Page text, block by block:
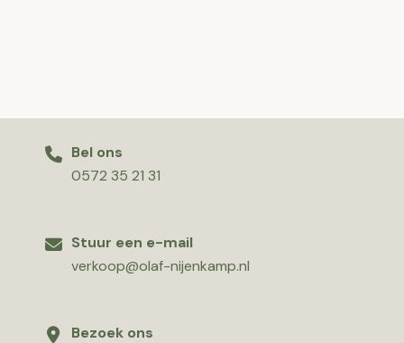
Bel ons
0572 35 21 31
Stuur een e-mail
verkoop@olaf-nijenkamp.nl
Bezoek ons